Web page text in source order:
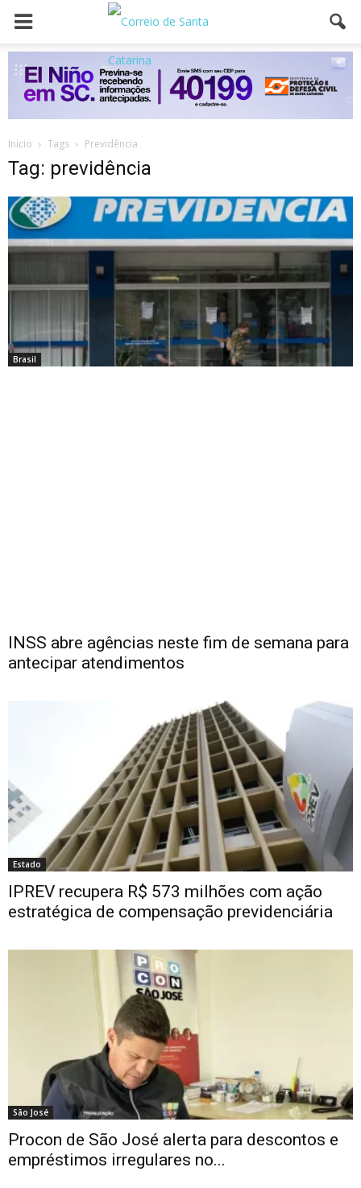
Inicio Tags Previdência
Tag: previdência
Brasil
INSS abre agências neste fim de semana para
antecipar atendimentos
Estado
IPREV recupera R$ 573 milhões com ação
estratégica de compensação previdenciária
São José
Procon de São José alerta para descontos e
empréstimos irregulares no...